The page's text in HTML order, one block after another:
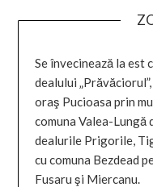
Se învecinează la est
dealului
oraş Pucioasa prin
comuna Valea-Lungă
dealurile Prigorile,
cu comuna Bezdead
Fusaru şi Miercanu.